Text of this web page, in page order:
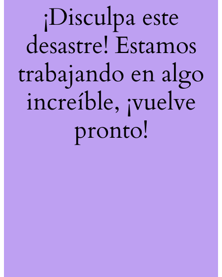
¡Disculpa este
desastre! Estamos
trabajando en algo
increíble, ¡vuelve
pronto!